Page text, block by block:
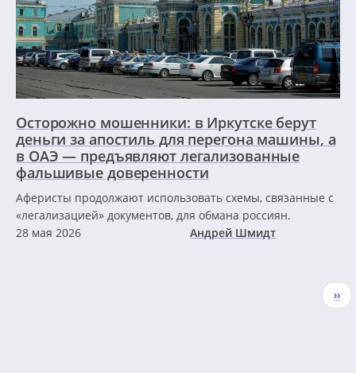
Осторожно мошенники: в Иркутске берут
деньги за апостиль для перегона машины, а
в ОАЭ — предъявляют легализованные
фальшивые доверенности
Аферисты продолжают использовать схемы, связанные с
«легализацией» документов, для обмана россиян.
28 мая 2026
Андрей Шмидт
››